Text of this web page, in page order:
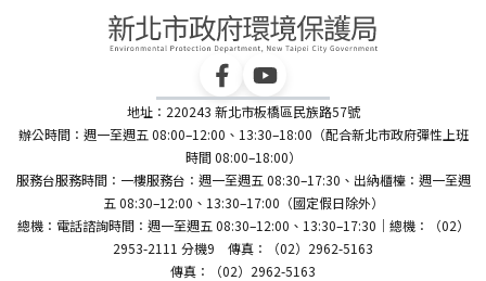
地址：220243 新北市板橋區民族路57號
辦公時間：週一至週五 08:00–12:00、13:30–18:00（配合新北市政府彈性上班
時間 08:00–18:00）
服務台服務時間：一樓服務台：週一至週五 08:30–17:30、出納櫃檯：週一至週
五 08:30–12:00、13:30–17:00（國定假日除外）
總機：電話諮詢時間：週一至週五 08:30–12:00、13:30–17:30｜總機：（02）
2953-2111 分機9 傳真：（02）2962-5163
傳真：（02）2962-5163